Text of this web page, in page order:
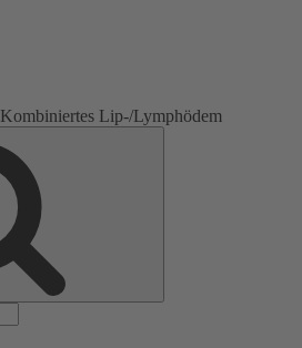
Kombiniertes Lip-/Lymphödem